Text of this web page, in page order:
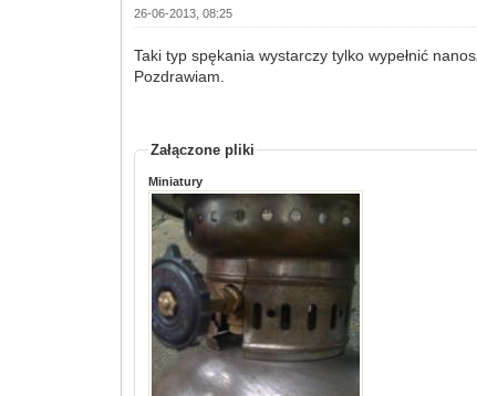
26-06-2013, 08:25
Taki typ spękania wystarczy tylko wypełnić
Pozdrawiam.
Załączone pliki
Miniatury